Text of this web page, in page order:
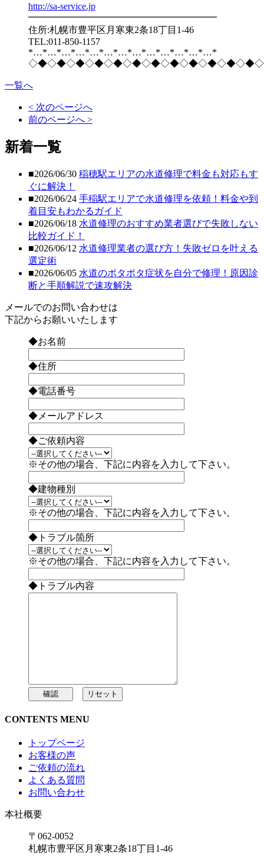
http://sa-service.jp
━━━━━━━━━━━━━━━━━━━━
住所:札幌市豊平区月寒東2条18丁目1-46
TEL:011-850-1157
*…*…*…*…*…*…*…*…*…*…*…*…*…*
一覧へ
< 次のページへ
前のページへ >
新着一覧
■2026/06/30 稲穂駅エリアの水道修理で料金も対応もす
ぐに解決！
■2026/06/24 手稲駅エリアで水道修理を依頼！料金や到
着目安もわかるガイド
■2026/06/18 水道修理のおすすめ業者選びで失敗しない
比較ガイド！
■2026/06/12 水道修理業者の選び方！失敗ゼロを叶える
選定術
■2026/06/05 水道のポタポタ症状を自分で修理！原因診
断と手順解説で速攻解決
メールでのお問い合わせは
下記からお願いいたします
◆お名前
◆住所
◆電話番号
◆メールアドレス
◆ご依頼内容
※その他の場合、下記に内容を入力して下さい。
◆建物種別
※その他の場合、下記に内容を入力して下さい。
◆トラブル箇所
※その他の場合、下記に内容を入力して下さい。
◆トラブル内容
CONTENTS MENU
トップページ
お客様の声
ご依頼の流れ
よくある質問
お問い合わせ
本社概要
〒062-0052
札幌市豊平区月寒東2条18丁目1-46